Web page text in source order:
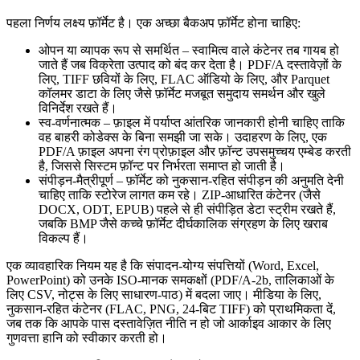
पहला निर्णय लक्ष्य फ़ॉर्मेट है। एक अच्छा बैकअप फ़ॉर्मेट होना चाहिए:
ओपन या व्यापक रूप से समर्थित– स्वामित्व वाले कंटेनर तब गायब हो
जाते हैं जब विक्रेता उत्पाद को बंद कर देता है। PDF/A दस्तावेज़ों के
लिए, TIFF छवियों के लिए, FLAC ऑडियो के लिए, और Parquet
कॉलमर डाटा के लिए जैसे फ़ॉर्मेट मजबूत समुदाय समर्थन और खुले
विनिर्देश रखते हैं।
स्व‑वर्णनात्मक– फ़ाइल में पर्याप्त आंतरिक जानकारी होनी चाहिए ताकि
वह बाहरी कोडेक्स के बिना समझी जा सके। उदाहरण के लिए, एक
PDF/A फ़ाइल अपना रंग प्रोफ़ाइल और फ़ॉन्ट उपसमुच्चय एम्बेड करती
है, जिससे सिस्टम फ़ॉन्ट पर निर्भरता समाप्त हो जाती है।
संपीड़न‑मैत्रीपूर्ण – फ़ॉर्मेट को नुकसान‑रहित संपीड़न की अनुमति देनी
चाहिए ताकि स्टोरेज लागत कम रहे। ZIP‑आधारित कंटेनर (जैसे
DOCX, ODT, EPUB) पहले से ही संपीड़ित डेटा स्ट्रीम रखते हैं,
जबकि BMP जैसे कच्चे फ़ॉर्मेट दीर्घकालिक संग्रहण के लिए खराब
विकल्प हैं।
एक व्यावहारिक नियम यह है किसंपादन‑योग्यसंपत्तियों (Word, Excel,
PowerPoint) को उनकेISO‑मानकसमकक्षों (PDF/A‑2b, तालिकाओं के
लिए CSV, नोट्स के लिए साधारण‑पाठ) में बदला जाए।मीडियाके लिए,
नुकसान‑रहितकंटेनर (FLAC, PNG, 24‑बिट TIFF) को प्राथमिकता दें,
जब तक कि आपके पास दस्तावेज़ित नीति न हो जो आर्काइव आकार के लिए
गुणवत्ता हानि को स्वीकार करती हो।